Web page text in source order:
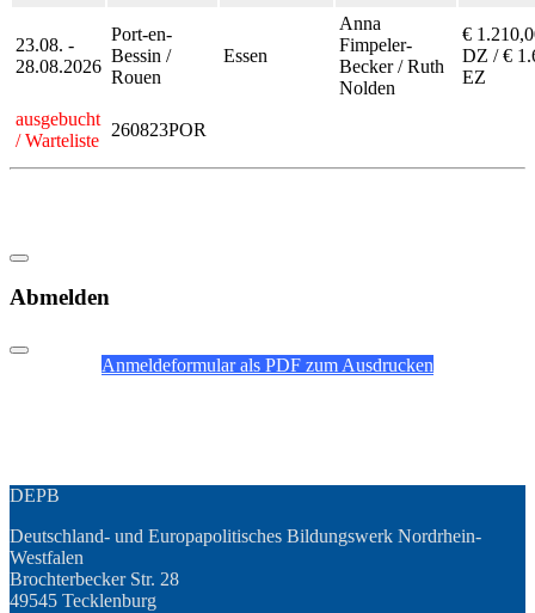
23.08. -
28.08.2026
Port-en-
Bessin /
Rouen
Essen
Anna
Fimpeler-
Becker / Ruth
Nolden
€
DZ / €
EZ
ausgebucht
/ Warteliste
260823POR
Abmelden
Anmeldeformular als PDF zum Ausdrucken
DEPB
Deutschland- und Europapolitisches Bildungswerk Nordrhein-
Westfalen
Brochterbecker Str. 28
49545 Tecklenburg